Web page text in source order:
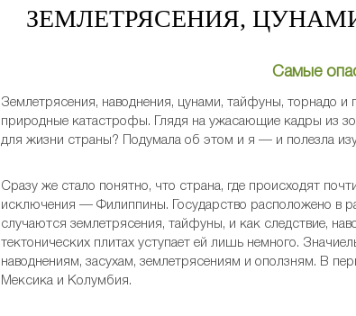
ЗЕМЛЕТРЯСЕНИЯ,
Самые
Землетрясения, наводнения, цунами, тайфуны, торнадо
природные катастрофы. Глядя на ужасающие кадры из
для жизни страны? Подумала об этом и я — и полезла
Сразу же стало понятно, что страна, где происходят
исключения — Филиппины. Государство расположено в
случаются землетрясения, тайфуны, и как следствие,
тектонических плитах уступает ей лишь немного.
наводнениям, засухам, землетрясениям и оползням. В
Мексика и Колумбия.